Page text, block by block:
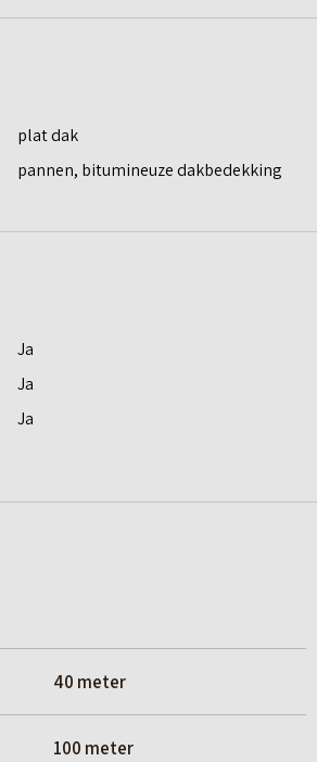
plat dak
pannen, bitumineuze dakbedekking
Ja
Ja
Ja
40 meter
100 meter